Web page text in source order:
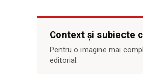
Context și subiecte
Pentru o imagine mai
editorial.